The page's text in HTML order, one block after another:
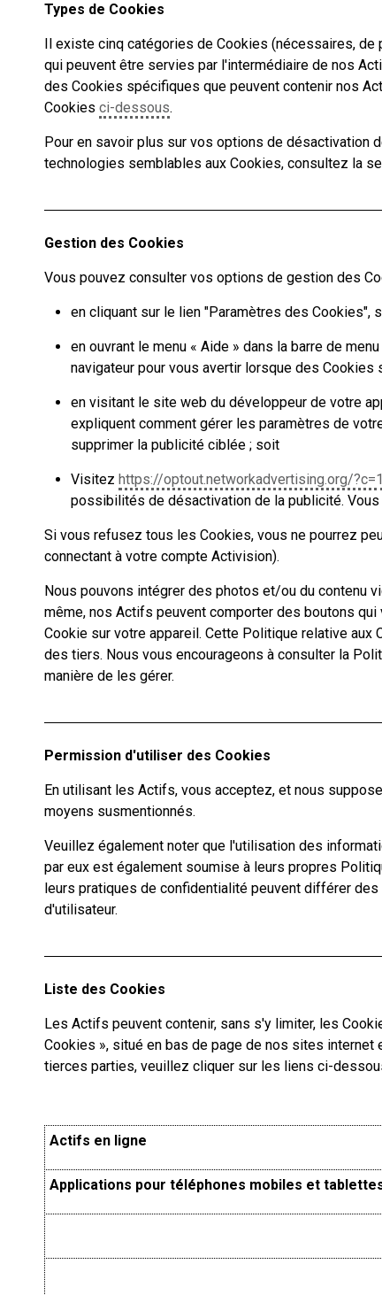
Types de Cookies
Il existe cinq catégories de Cookies (nécessaires,
qui peuvent être servies par l'intermédiaire de nos
des Cookies spécifiques que peuvent contenir nos
Cookies ci-dessous.
Pour en savoir plus sur vos options de désactivation
technologies semblables aux Cookies, consultez la
Gestion des Cookies
Vous pouvez consulter vos options de gestion des
en cliquant sur le lien "Paramètres des Cookies",
en ouvrant le menu « Aide » dans la barre de
navigateur pour vous avertir lorsque des Cookies
en visitant le site web du développeur de votre
expliquent comment gérer les paramètres de
supprimer la publicité ciblée ; soit
Visitez https://optout.networkadvertising.org/?c=1
possibilités de désactivation de la publicité.
Si vous refusez tous les Cookies, vous ne pourrez
connectant à votre compte Activision).
Nous pouvons intégrer des photos et/ou du contenu
même, nos Actifs peuvent comporter des boutons
Cookie sur votre appareil. Cette Politique relative
des tiers. Nous vous encourageons à consulter la
manière de les gérer.
Permission d'utiliser des Cookies
En utilisant les Actifs, vous acceptez, et nous
moyens susmentionnés.
Veuillez également noter que l'utilisation des
par eux est également soumise à leurs propres
leurs pratiques de confidentialité peuvent différer
d'utilisateur.
Liste des Cookies
Les Actifs peuvent contenir, sans s'y limiter, les
Cookies », situé en bas de page de nos sites
tierces parties, veuillez cliquer sur les liens ci-
Actifs en ligne
Applications pour téléphones mobiles et